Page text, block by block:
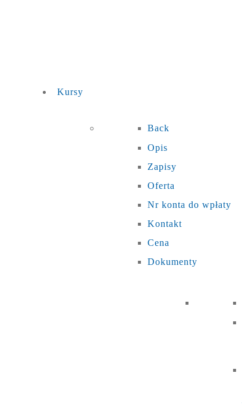
Kursy
Back
Opis
Zapisy
Oferta
Nr konta do wpłaty
Kontakt
Cena
Dokumenty